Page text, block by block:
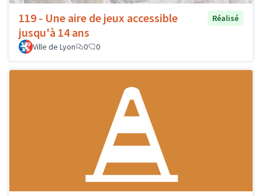
119 - Une aire de jeux accessible
jusqu'à 14 ans
Réalisé
Ville de Lyon 0 0